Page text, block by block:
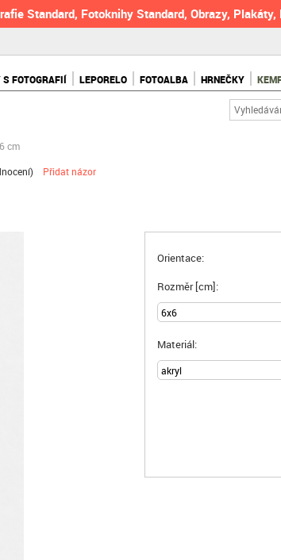
Standard, Fotoknihy Standard, Obrazy, Plakáty,
FOTOGRAFIÍ LEPORELO FOTOALBA HRNEČKY
cm
) Přidat názor
Orientace:
Rozměr [cm]:
Materiál: